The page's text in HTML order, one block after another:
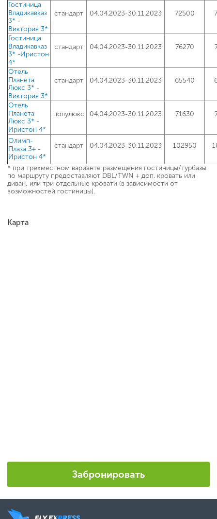
Гостиница
Владикавказ
3* -
Виктория 3*
стандарт 04.04.2023-30.11.2023 72500
Гостиница
Владикавказ
3* -Иристон
4*
стандарт 04.04.2023-30.11.2023 76270
Отель
Планета
Люкс 3* -
Виктория 3*
стандарт 04.04.2023-30.11.2023 65540
Отель
Планета
Люкс 3* -
Иристон 4*
полулюкс 04.04.2023-30.11.2023 71630
Олимп-
Плаза 3+ -
Иристон 4*
стандарт 04.04.2023-30.11.2023 102950
* при трехместном варианте размещения гостиницы/турбазы
по маршруту предоставляют DBL/TWN + доп. кровать или
диван, или три отдельные кровати (в зависимости от
возможностей гостиницы).
Карта
Забронировать